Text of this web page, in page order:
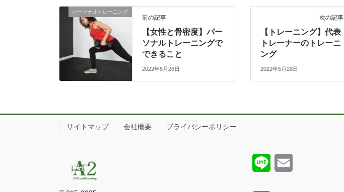
パーソナルトレーニング
前の記事
【女性と骨密度】パー
ソナルトレーニングで
できること
2022年5月26日
次の記事
【トレーニング】代表
トレーナーのトレーニ
ング
2022年5月28日
サイトマップ 会社概要 プライバシーポリシー